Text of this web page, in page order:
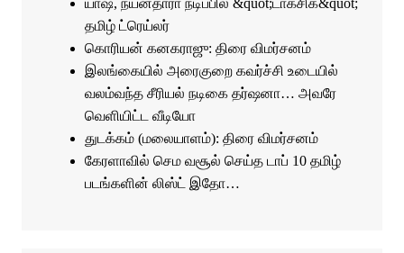
யாஷ், நயன்தாரா நடிப்பில் &quot;டாக்சிக்&quot;
தமிழ் ட்ரெய்லர்
கொரியன் கனகராஜு: திரை விமர்சனம்
இலங்கையில் அரைகுறை கவர்ச்சி உடையில்
வலம்வந்த சீரியல் நடிகை தர்ஷனா… அவரே
வெளியிட்ட வீடியோ
துடக்கம் (மலையாளம்): திரை விமர்சனம்
கேரளாவில் செம வசூல் செய்த டாப் 10 தமிழ்
படங்களின் லிஸ்ட் இதோ…